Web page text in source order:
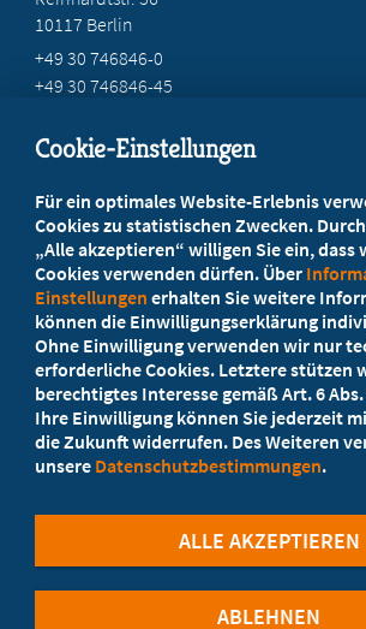
10117 Berlin
+49 30 746846-0
+49 30 746846-45
Ihr Landesverband berät Sie!
Ansprechpartner
Werden Sie jetzt Mitglied!
5 Vorteile einer
Cookie-Einstellungen
Für ein optimales Website-Erlebnis
Cookies zu statistischen Zwecken.
„Alle akzeptieren“ willigen Sie ein, dass
Cookies verwenden dürfen. Über
Einstellungen erhalten Sie weitere
können die Einwilligungserklärung
Ohne Einwilligung verwenden wir nur
erforderliche Cookies. Letztere stützen
berechtigtes Interesse gemäß Art. 6 Abs.
Ihre Einwilligung können Sie jederzeit
die Zukunft widerrufen. Des Weiteren
unsere Datenschutzbestimmungen.
ABLEHNEN
ALLE AKZEPTIEREN